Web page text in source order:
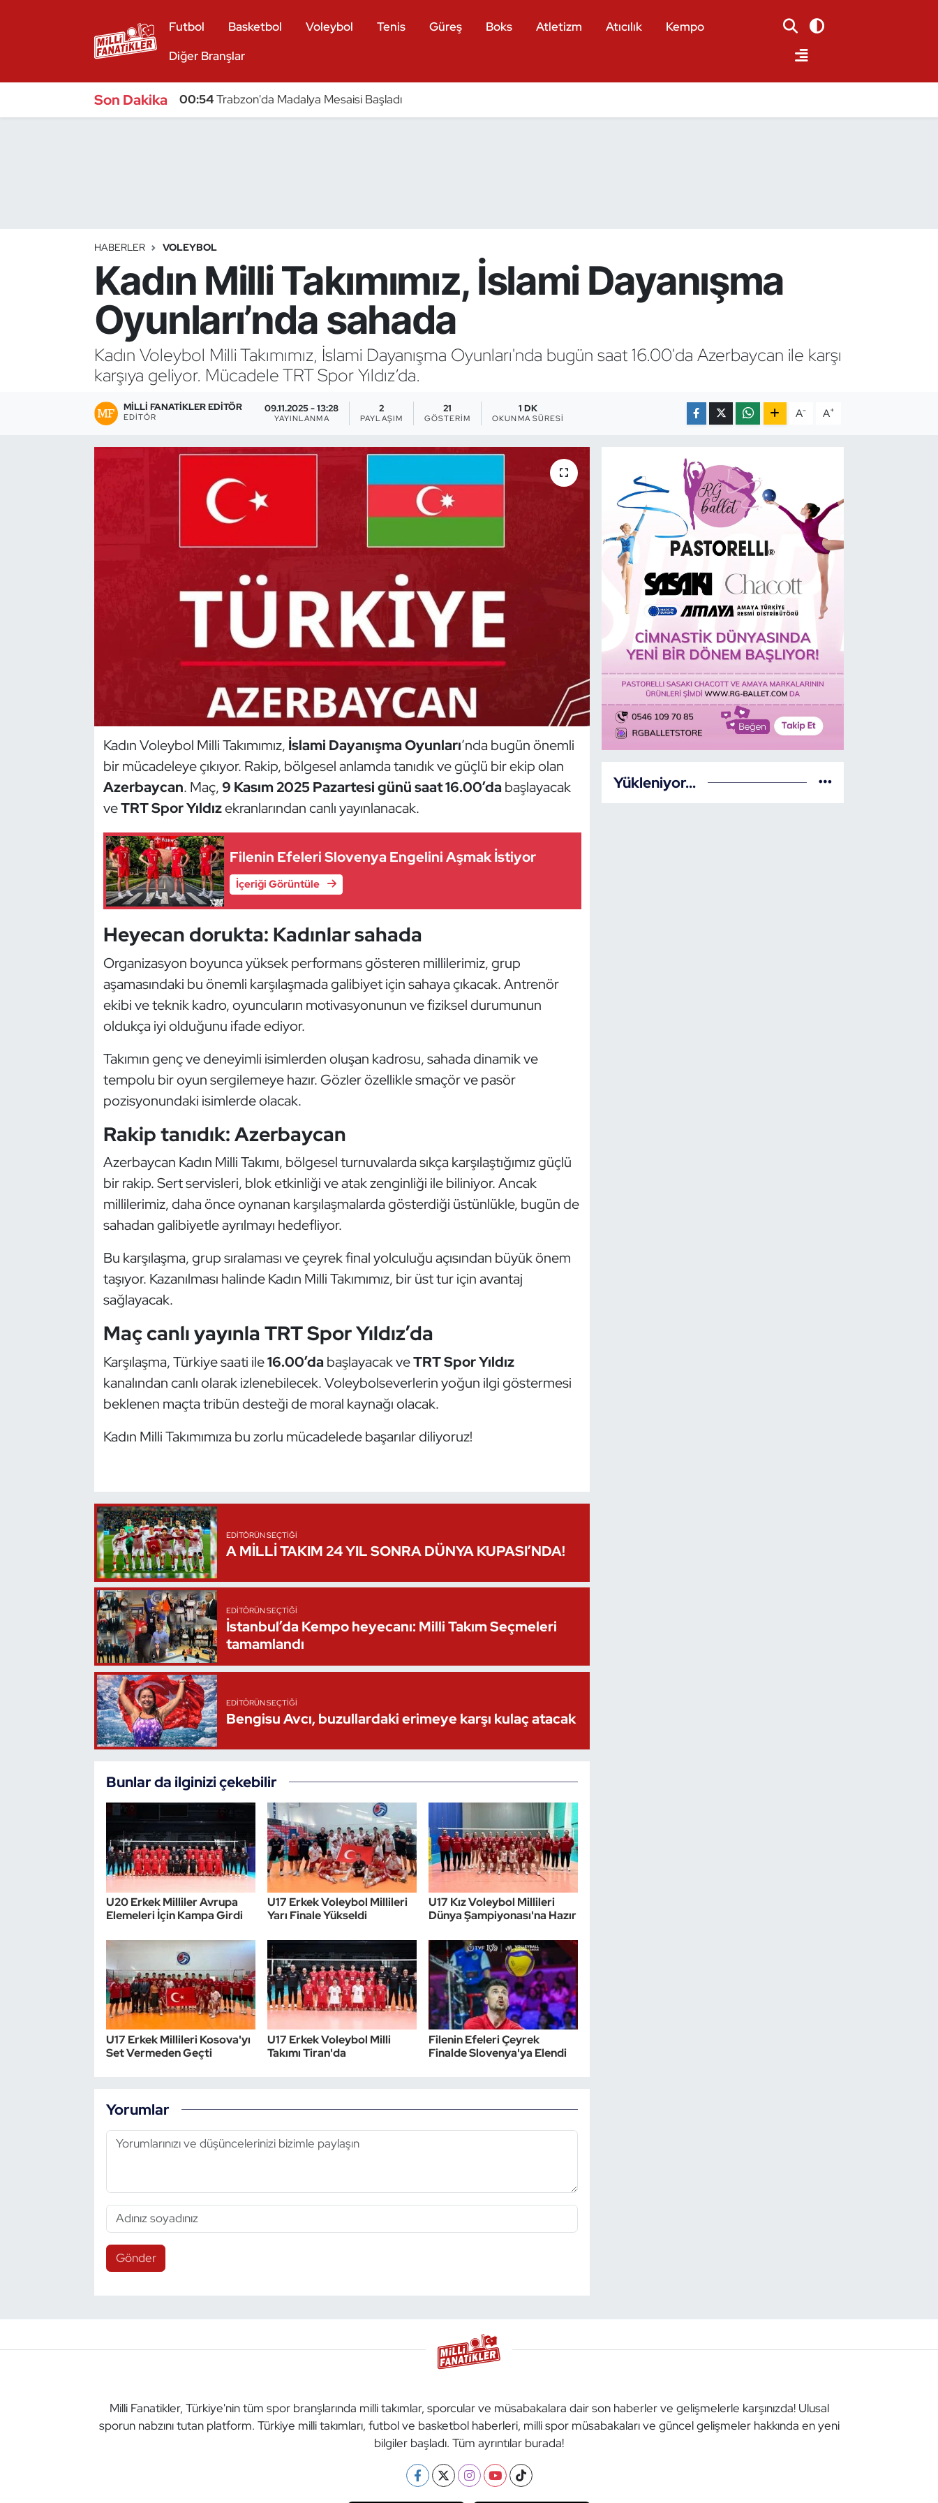
Futbol Basketbol Voleybol Tenis Güreş Boks Atletizm Atıcılık
Kempo
Diğer Branşlar
Son Dakika 00:54Trabzon'da Madalya Mesaisi Başladı
HABERLER VOLEYBOL
Kadın Milli Takımımız, İslami Dayanışma
Oyunları’nda sahada
Kadın Voleybol Milli Takımımız, İslami Dayanışma Oyunları'nda bugün saat 16.00'da Azerbaycan ile karşı
karşıya geliyor. Mücadele TRT Spor Yıldız’da.
MILLI FANATIKLER EDITÖR
EDITÖR
09.11.2025 - 13:28
YAYINLANMA
2
PAYLAŞIM
21
GÖSTERIM
1 DK
OKUNMA SÜRESI A- A+
Kadın Voleybol Milli Takımımız, İslami Dayanışma Oyunları’nda bugün önemli
bir mücadeleye çıkıyor. Rakip, bölgesel anlamda tanıdık ve güçlü bir ekip olan
Azerbaycan. Maç,9 Kasım 2025 Pazartesi günü saat 16.00’dabaşlayacak
veTRT Spor Yıldızekranlarından canlı yayınlanacak.
Filenin Efeleri Slovenya Engelini Aşmak İstiyor
İçeriği Görüntüle
Heyecan dorukta: Kadınlar sahada
Organizasyon boyunca yüksek performans gösteren millilerimiz, grup
aşamasındaki bu önemli karşılaşmada galibiyet için sahaya çıkacak. Antrenör
ekibi ve teknik kadro, oyuncuların motivasyonunun ve fiziksel durumunun
oldukça iyi olduğunu ifade ediyor.
Takımın genç ve deneyimli isimlerden oluşan kadrosu, sahada dinamik ve
tempolu bir oyun sergilemeye hazır. Gözler özellikle smaçör ve pasör
pozisyonundaki isimlerde olacak.
Rakip tanıdık: Azerbaycan
Azerbaycan Kadın Milli Takımı, bölgesel turnuvalarda sıkça karşılaştığımız güçlü
bir rakip. Sert servisleri, blok etkinliği ve atak zenginliği ile biliniyor. Ancak
millilerimiz, daha önce oynanan karşılaşmalarda gösterdiği üstünlükle, bugün de
sahadan galibiyetle ayrılmayı hedefliyor.
Bu karşılaşma, grup sıralaması ve çeyrek final yolculuğu açısından büyük önem
taşıyor. Kazanılması halinde Kadın Milli Takımımız, bir üst tur için avantaj
sağlayacak.
Maç canlı yayınla TRT Spor Yıldız’da
Karşılaşma, Türkiye saati ile16.00’dabaşlayacak veTRT Spor Yıldız
kanalından canlı olarak izlenebilecek. Voleybolseverlerin yoğun ilgi göstermesi
beklenen maçta tribün desteği de moral kaynağı olacak.
Kadın Milli Takımımıza bu zorlu mücadelede başarılar diliyoruz!
EDITÖRÜN SEÇTIĞI
A MİLLİ TAKIM 24 YIL SONRA DÜNYA KUPASI’NDA!
EDITÖRÜN SEÇTIĞI
İstanbul’da Kempo heyecanı: Milli Takım Seçmeleri
tamamlandı
EDITÖRÜN SEÇTIĞI
Bengisu Avcı, buzullardaki erimeye karşı kulaç atacak
Bunlar da ilginizi çekebilir
U20 Erkek Milliler Avrupa
Elemeleri İçin Kampa Girdi
U17 Erkek Voleybol Millileri
Yarı Finale Yükseldi
U17 Kız Voleybol Millileri
Dünya Şampiyonası'na Hazır
U17 Erkek Millileri Kosova'yı
Set Vermeden Geçti
U17 Erkek Voleybol Milli
Takımı Tiran'da
Filenin Efeleri Çeyrek
Finalde Slovenya'ya Elendi
Yorumlar
Gönder
Yükleniyor...
Milli Fanatikler, Türkiye'nin tüm spor branşlarında milli takımlar, sporcular ve müsabakalara dair son haberler ve gelişmelerle karşınızda! Ulusal
sporun nabzını tutan platform. Türkiye milli takımları, futbol ve basketbol haberleri, milli spor müsabakaları ve güncel gelişmeler hakkında en yeni
bilgiler başladı. Tüm ayrıntılar burada!
Bocce Bowling Dart
Buz Hokeyi
Hava Sporları
İşitme Engelli Sporcular
Kano ve Rafting
Modern Pentatlon
Motor Sporları
Oryantiring
Özel Sporcular
Paralimpik
Vücut Geliştirme Fitness
Wushu Kungfu